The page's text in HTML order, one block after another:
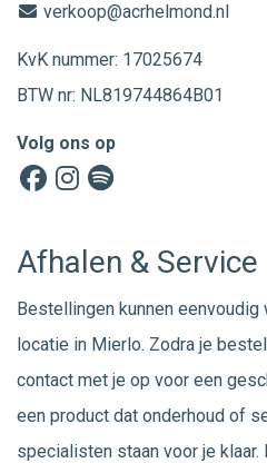
verkoop@acrhelmond.nl
KvK nummer: 17025674
BTW nr: NL819744864B01
Volg ons op
Afhalen & Service
Bestellingen kunnen
locatie in Mierlo. Zodra je
contact met je op voor een
een product dat onderhoud of
specialisten staan voor je klaar.